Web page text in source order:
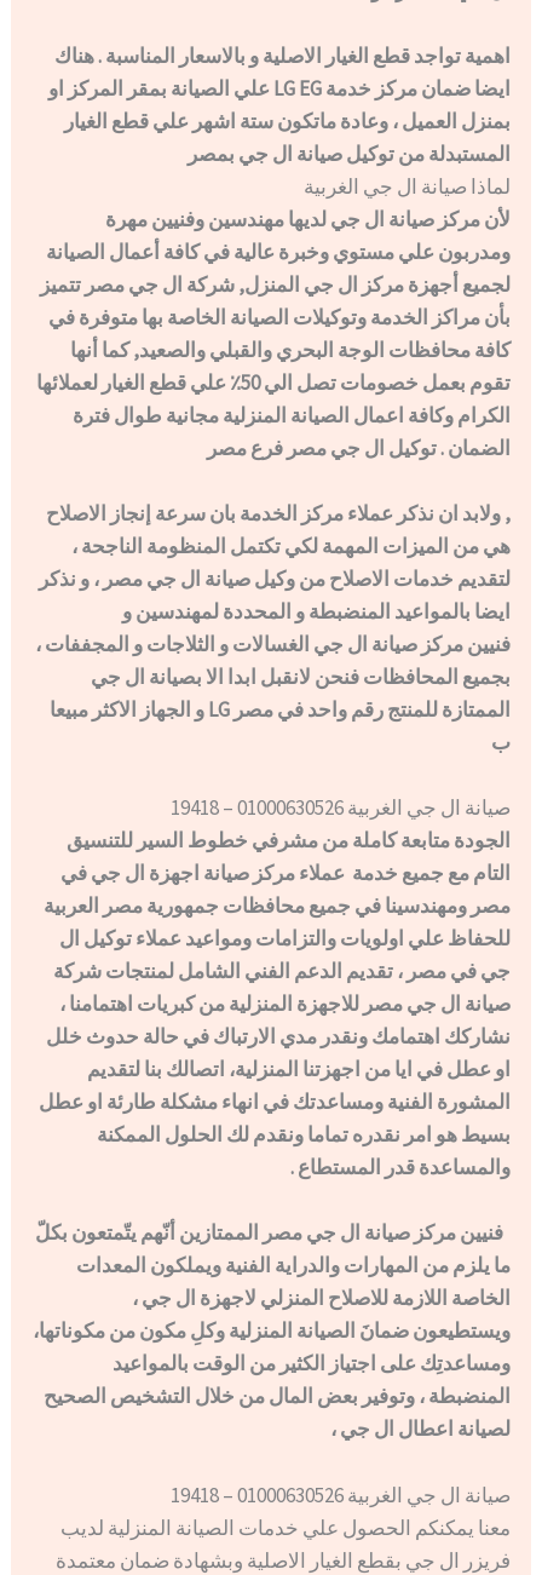
اهمية تواجد قطع الغيار الاصلية و بالاسعار المناسبة . هناك
ايضا ضمان مركز خدمة LG EG علي الصيانة بمقر المركز او
بمنزل العميل ، وعادة ماتكون ستة اشهر علي قطع الغيار
المستبدلة من توكيل صيانة ال جي بمصر
لماذا صيانة ال جي الغربية
لأن مركز صيانة ال جي لديها مهندسين وفنيين مهرة
ومدربون علي مستوي وخبرة عالية في كافة أعمال الصيانة
لجميع أجهزة مركز ال جي المنزل, شركة ال جي مصر تتميز
بأن مراكز الخدمة وتوكيلات الصيانة الخاصة بها متوفرة في
كافة محافظات الوجة البحري والقبلي والصعيد, كما أنها
تقوم بعمل خصومات تصل الي 50٪ علي قطع الغيار لعملائها
الكرام وكافة اعمال الصيانة المنزلية مجانية طوال فترة
الضمان . توكيل ال جي مصر فرع مصر
, ولابد ان نذكر عملاء مركز الخدمة بان سرعة إنجاز الاصلاح
هي من الميزات المهمة لكي تكتمل المنظومة الناجحة ،
لتقديم خدمات الاصلاح من وكيل صيانة ال جي مصر ، و نذكر
ايضا بالمواعيد المنضبطة و المحددة لمهندسين و
فنيين مركز صيانة ال جي الغسالات و الثلاجات و المجففات ،
بجميع المحافظات فنحن لانقبل ابدا الا بصيانة ال جي
الممتازة للمنتج رقم واحد في مصر LG و الجهاز الاكثر مبيعا
ب
صيانة ال جي الغربية 01000630526 – 19418
الجودة متابعة كاملة من مشرفي خطوط السير للتنسيق
التام مع جميع خدمة عملاء مركز صيانة اجهزة ال جي في
مصر ومهندسينا في جميع محافظات جمهورية مصر العربية
للحفاظ علي اولويات والتزامات ومواعيد عملاء توكيل ال
جي في مصر ، تقديم الدعم الفني الشامل لمنتجات شركة
صيانة ال جي مصر للاجهزة المنزلية من كبريات اهتمامنا ،
نشاركك اهتمامك ونقدر مدي الارتباك في حالة حدوث خلل
او عطل في ايا من اجهزتنا المنزلية، اتصالك بنا لتقديم
المشورة الفنية ومساعدتك في انهاء مشكلة طارئة او عطل
بسيط هو امر نقدره تماما ونقدم لك الحلول الممكنة
والمساعدة قدر المستطاع .
فنيين مركز صيانة ال جي مصر الممتازين أنّهم يتّمتعون بكلّ
ما يلزم من المهارات والدراية الفنية ويملكون المعدات
الخاصة اللازمة للاصلاح المنزلي لاجهزة ال جي ،
ويستطيعون ضمانَ الصيانة المنزلية وكلِ مكون من مكوناتها،
ومساعدتِك على اجتياز الكثير من الوقت بالمواعيد
المنضبطة ، وتوفير بعض المال من خلال التشخيص الصحيح
لصيانة اعطال ال جي ،
صيانة ال جي الغربية 01000630526 – 19418
معنا يمكنكم الحصول علي خدمات الصيانة المنزلية لديب
فريزر ال جي بقطع الغيار الاصلية وبشهادة ضمان معتمدة